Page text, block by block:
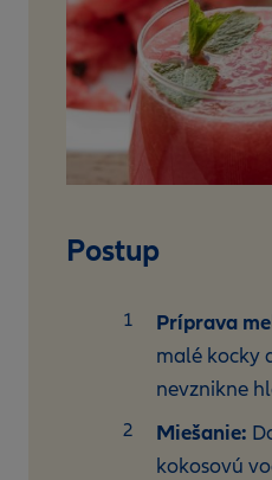
Postup
Príprava
malé kocky
nevznikne
Miešanie:
kokosovú